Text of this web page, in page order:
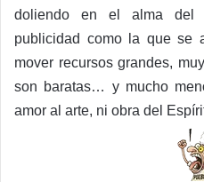
doliendo en el alma del
publicidad como la que se
mover recursos grandes,
son baratas… y mucho
amor al arte, ni obra del